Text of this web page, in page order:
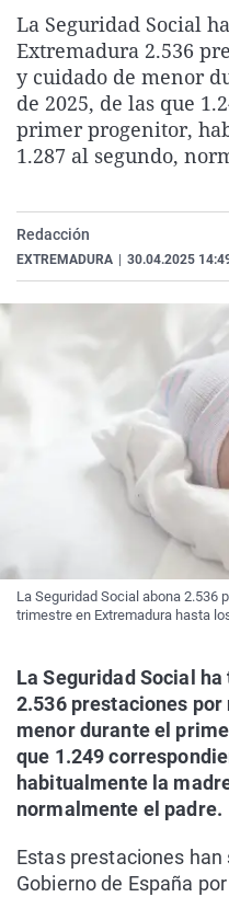
La Seguridad Social
Extremadura 2.536
y cuidado de menor
de 2025, de las que
primer progenitor,
1.287 al segundo,
Redacción
EXTREMADURA 30.04.2025
La Seguridad Social abona 2.536
trimestre en Extremadura hasta
La Seguridad Social
2.536 prestaciones
menor durante el
que 1.249
habitualmente la
normalmente el padre.
Estas prestaciones han
Gobierno de España